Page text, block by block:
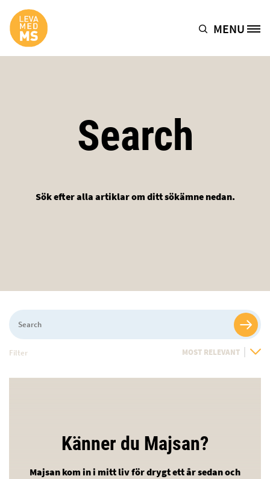
Site Logo MENU
Search
Sök efter alla artiklar om ditt sökämne nedan.
Search
Filter
Sort
Känner du Majsan?
Majsan kom in i mitt liv för drygt ett år sedan och